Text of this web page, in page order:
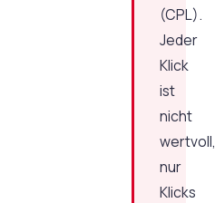
(CPL).
Jeder
Klick
ist
nicht
wertvoll,
nur
Klicks